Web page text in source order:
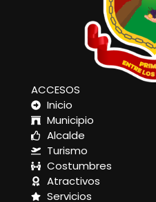
ACCESOS
Inicio
Municipio
Alcalde
Turismo
Costumbres
Atractivos
Servicios